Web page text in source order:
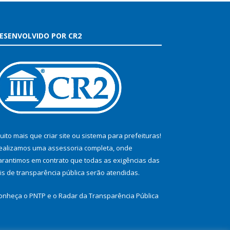
POR CR2
mais que criar site ou sistema para prefeituras!
uma assessoria completa, onde
em contrato que todas as exigências das
de transparência pública serão atendidas.
o PNTP e o Radar da Transparência Pública